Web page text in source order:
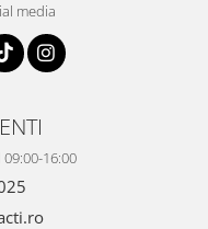
media
16:00